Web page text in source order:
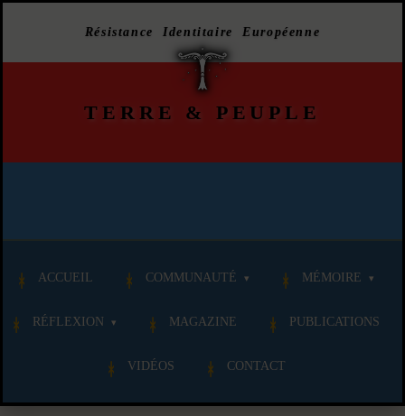
Résistance Identitaire Européenne
TERRE & PEUPLE
ACCUEIL COMMUNAUTÉ MÉMOIRE
RÉFLEXION MAGAZINE PUBLICATIONS
VIDÉOS CONTACT